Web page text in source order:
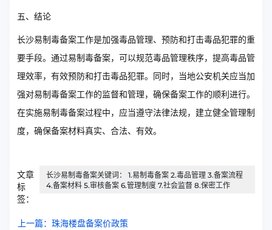
五、结论
长沙易制毒备案工作是加强毒品管理、预防和打击毒品犯罪的重
要手段。通过易制毒备案，可以规范毒品管理秩序，提高毒品管
理效率，有效预防和打击毒品犯罪。同时，当地公安机关应当加
强对易制毒备案工作的监督和管理，确保备案工作的顺利进行。
在实施易制毒备案过程中，应当遵守法律法规，建立健全管理制
度，确保备案材料真实、合法、有效。
文章
标
签：
长沙易制毒备案关键词： 1.易制毒备案 2.毒品管理 3.备案流程
4.备案材料 5.审核备案 6.管理制度 7.社会监督 8.保密工作
上一篇：珠海楼盘备案价政策